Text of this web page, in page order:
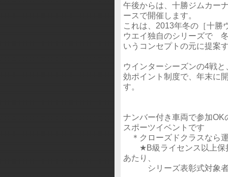
午後からは、十勝ジムカー
ースで開催します。
これは、2013年冬の［十勝
ウエイ独自のシリーズで
いうコンセプトの元に提案
ウインターシーズンの4戦
効ポイント制度で、年末に
す。
ナンバー付き車両で参加
スポーツイベントです
＊クローズドクラスなら
★B級ライセンス以上保
あたり、
シリーズ表彰式対象者